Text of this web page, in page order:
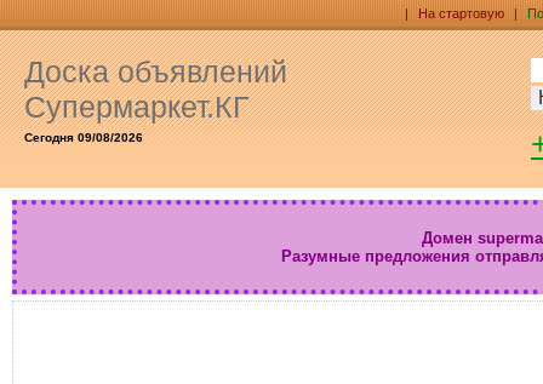
| На стартовую |
Доска объявлений
Супермаркет.КГ
Сегодня 09/08/2026
Домен
Разумные предложения